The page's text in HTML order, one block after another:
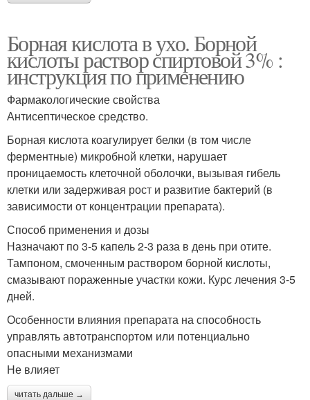
Борная кислота в ухо. Борной
кислоты раствор спиртовой 3% :
инструкция по применению
Фармакологические свойства
Антисептическое средство.
Борная кислота коагулирует белки (в том числе
ферментные) микробной клетки, нарушает
проницаемость клеточной оболочки, вызывая гибель
клетки или задерживая рост и развитие бактерий (в
зависимости от концентрации препарата).
Способ применения и дозы
Назначают по 3-5 капель 2-3 раза в день при отите.
Тампоном, смоченным раствором борной кислоты,
смазывают пораженные участки кожи. Курс лечения 3-5
дней.
Особенности влияния препарата на способность
управлять автотранспортом или потенциально
опасными механизмами
Не влияет
читать дальше →